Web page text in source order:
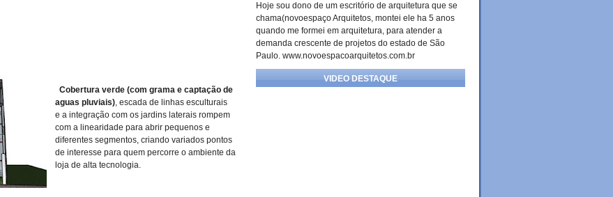
Cobertura verde (com grama e captação de
aguas pluviais), escada de linhas esculturais
e a integração com os jardins laterais rompem
com a linearidade para abrir pequenos e
diferentes segmentos, criando variados pontos
de interesse para quem percorre o ambiente da
loja de alta tecnologia.
Hoje sou dono de um escritório de arquitetura que se
chama(novoespaço Arquitetos, montei ele ha 5 anos
quando me formei em arquitetura, para atender a
demanda crescente de projetos do estado de São
Paulo. www.novoespacoarquitetos.com.br
VIDEO DESTAQUE